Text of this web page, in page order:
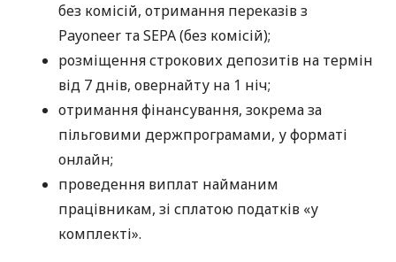
без комісій, отримання переказів з
Payoneer та SEPA (без комісій);
розміщення строкових депозитів на термін
від 7 днів, овернайту на 1 ніч;
отримання фінансування, зокрема за
пільговими держпрограмами, у форматі
онлайн;
проведення виплат найманим
працівникам, зі сплатою податків «у
комплекті».